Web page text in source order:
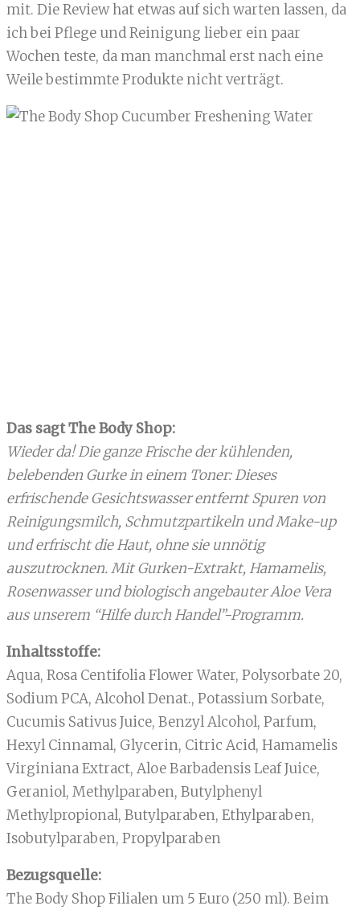
mit. Die Review hat etwas auf sich warten lassen, da
ich bei Pflege und Reinigung lieber ein paar
Wochen teste, da man manchmal erst nach eine
Weile bestimmte Produkte nicht verträgt.
Das sagt The Body Shop:
Wieder da! Die ganze Frische der kühlenden,
belebenden Gurke in einem Toner: Dieses
erfrischende Gesichtswasser entfernt Spuren von
Reinigungsmilch, Schmutzpartikeln und Make-up
und erfrischt die Haut, ohne sie unnötig
auszutrocknen. Mit Gurken-Extrakt, Hamamelis,
Rosenwasser und biologisch angebauter Aloe Vera
aus unserem “Hilfe durch Handel”-Programm.
Inhaltsstoffe:
Aqua, Rosa Centifolia Flower Water, Polysorbate 20,
Sodium PCA, Alcohol Denat., Potassium Sorbate,
Cucumis Sativus Juice, Benzyl Alcohol, Parfum,
Hexyl Cinnamal, Glycerin, Citric Acid, Hamamelis
Virginiana Extract, Aloe Barbadensis Leaf Juice,
Geraniol, Methylparaben, Butylphenyl
Methylpropional, Butylparaben, Ethylparaben,
Isobutylparaben, Propylparaben
Bezugsquelle:
The Body Shop Filialen um 5 Euro (250 ml). Beim